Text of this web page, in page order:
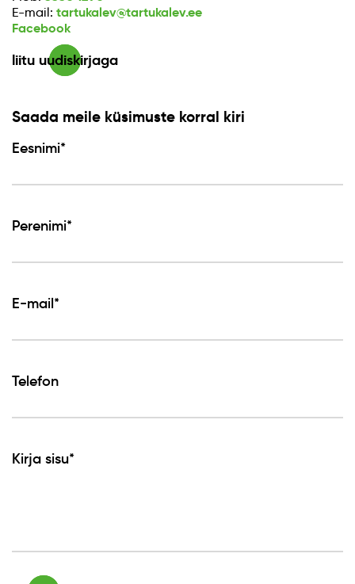
E-mail: tartukalev@tartukalev.ee
Facebook
liitu uudiskirjaga
Saada meile küsimuste korral kiri
Eesnimi*
Perenimi*
E-mail*
Telefon
Kirja sisu*